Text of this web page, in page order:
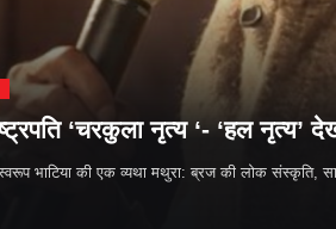
‘चरकुला नृत्य ‘- ‘हल नृत्य’
भाटिया की एक व्यथा मथुरा: ब्रज की लोक संस्कृति,